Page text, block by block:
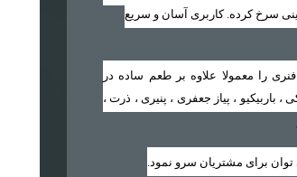
سرخ کرده. کاربری آسان و سریع
را معمولا علاوه بر طعم ساده در
باربیکیو ، پیاز جعفری ، پنیری ، ذرت ،
توان برای مشتریان سرو نمود.